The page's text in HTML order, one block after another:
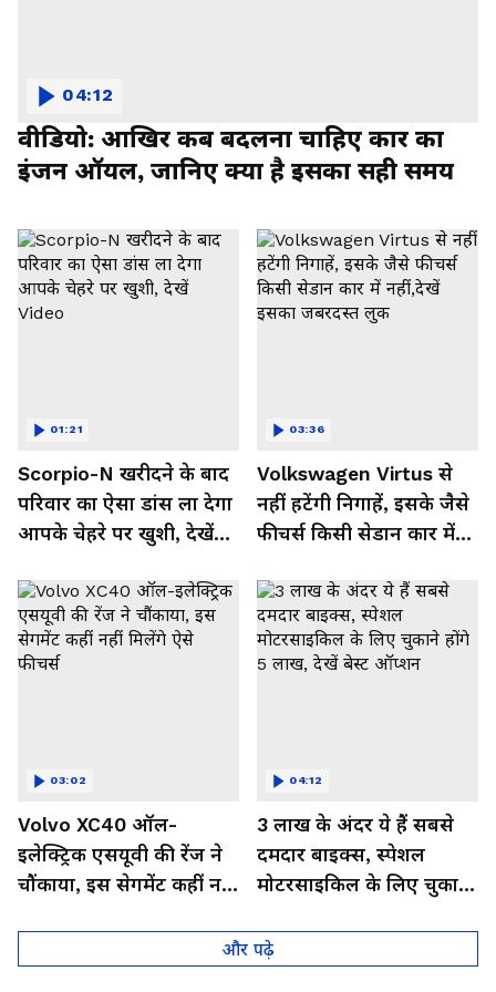
वीडियो: आखिर कब बदलना चाहिए कार का
इंजन ऑयल, जानिए क्या है इसका सही समय
04:12
Scorpio-N खरीदने के बाद
परिवार का ऐसा डांस ला देगा
आपके चेहरे पर खुशी, देखें
01:21
Volkswagen Virtus से
नहीं हटेंगी निगाहें, इसके जैसे
फीचर्स किसी सेडान कार में
03:36
Volvo XC40 ऑल-
इलेक्ट्रिक एसयूवी की रेंज ने
चौंकाया, इस सेगमेंट कहीं नहीं
03:02
3 लाख के अंदर ये हैं सबसे
दमदार बाइक्स, स्पेशल
मोटरसाइकिल के लिए चुकाने
ऑप्शन
04:12
और पढ़े